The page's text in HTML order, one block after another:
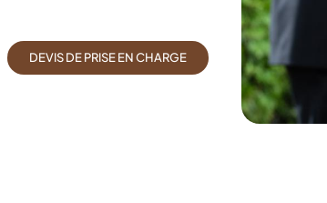
DEVIS DE PRISE EN CHARGE